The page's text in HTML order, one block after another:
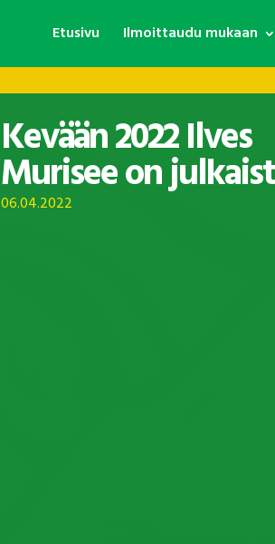
Etusivu Ilmoittaudu mukaan
Kevään 2022 Ilves
Murisee on
06.04.2022